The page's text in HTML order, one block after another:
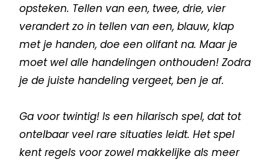
opsteken. Tellen van een, twee, drie, vier
verandert zo in tellen van een, blauw, klap
met je handen, doe een olifant na. Maar je
moet wel alle handelingen onthouden! Zodra
je de juiste handeling vergeet, ben je af.
Ga voor twintig! Is een hilarisch spel, dat tot
ontelbaar veel rare situaties leidt. Het spel
kent regels voor zowel makkelijke als meer